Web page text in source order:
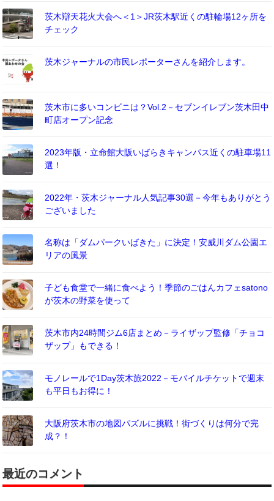
茨木辯天花火大会へ＜1＞JR茨木駅近くの駐輪場12ヶ所を
チェック
茨木ジャーナルの市民レポーターさんを紹介します。
茨木市に多いコンビニは？Vol.2－セブンイレブン茨木田中
町店オープン記念
2023年版・立命館大阪いばらきキャンパス近くの駐車場11
選！
2022年・茨木ジャーナル人気記事30選－今年もありがとう
ございました
名称は「ダムパークいばきた」に決定！安威川ダム公園エ
リアの風景
子ども食堂で一緒に食べよう！季節のごはんカフェsatono
が茨木の野菜を使って
茨木市内24時間ジム6店まとめ－ライザップ監修「チョコ
ザップ」もできる！
モノレールで1Day茨木旅2022－モバイルチケットで週末
も平日もお得に！
大阪府茨木市の地図パズルに挑戦！街づくりは何分で完
成？！
最近のコメント